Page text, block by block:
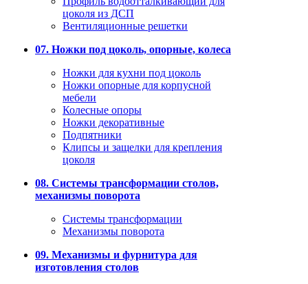
цоколя из ДСП
Вентиляционные решетки
07. Ножки под цоколь, опорные, колеса
Ножки для кухни под цоколь
Ножки опорные для корпусной
мебели
Колесные опоры
Ножки декоративные
Подпятники
Клипсы и защелки для крепления
цоколя
08. Системы трансформации столов,
механизмы поворота
Системы трансформации
Механизмы поворота
09. Механизмы и фурнитура для
изготовления столов